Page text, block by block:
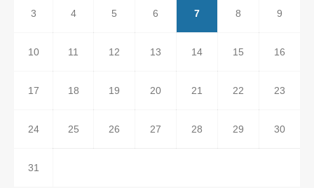
3 4 5 6 7 8 9
10 11 12 13 14 15 16
17 18 19 20 21 22 23
24 25 26 27 28 29 30
31